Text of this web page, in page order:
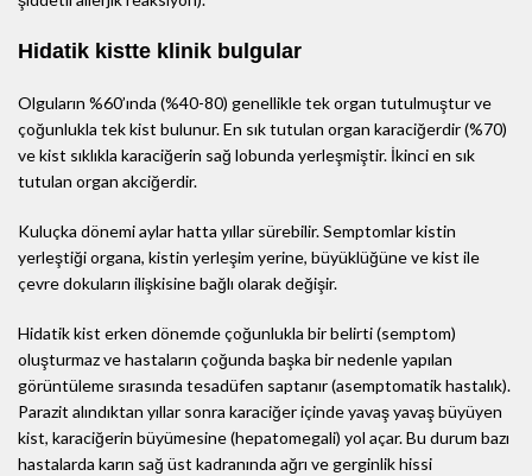
Hidatik kistte klinik bulgular
Olguların %60’ında (%40-80) genellikle tek organ tutulmuştur ve
çoğunlukla tek kist bulunur. En sık tutulan organ karaciğerdir (%70)
ve kist sıklıkla karaciğerin sağ lobunda yerleşmiştir. İkinci en sık
tutulan organ akciğerdir.
Kuluçka dönemi aylar hatta yıllar sürebilir. Semptomlar kistin
yerleştiği organa, kistin yerleşim yerine, büyüklüğüne ve kist ile
çevre dokuların ilişkisine bağlı olarak değişir.
Hidatik kist erken dönemde çoğunlukla bir belirti (semptom)
oluşturmaz ve hastaların çoğunda başka bir nedenle yapılan
görüntüleme sırasında tesadüfen saptanır (asemptomatik hastalık).
Parazit alındıktan yıllar sonra karaciğer içinde yavaş yavaş büyüyen
kist, karaciğerin büyümesine (hepatomegali) yol açar. Bu durum bazı
hastalarda karın sağ üst kadranında ağrı ve gerginlik hissi